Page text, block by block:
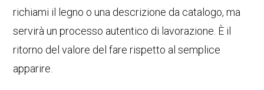
richiami il legno o una descrizione da catalogo, ma
servirà un processo autentico di lavorazione. È il
ritorno del valore del fare rispetto al semplice
apparire.